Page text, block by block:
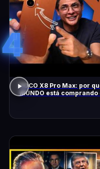
4
POCO X8 Pro Max: por
MUNDO está